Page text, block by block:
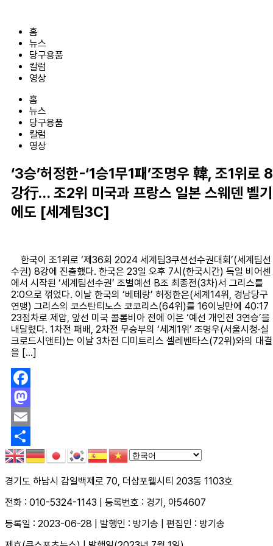
홈
뉴스
당구용품
칼럼
영상
홈
뉴스
당구용품
칼럼
영상
‘3승’허정한-‘1승1무1패’조명우 韓, 조1위로 8
강行… 조2위 미국과 프랑스 일본 스웨덴 벨기
에도 [세계팀3C]
한국이 조1위로 ‘제36회 2024 세계팀3쿠션선수권대회’(세계팀선
수권) 8강에 진출했다. 한국은 23일 오후 7시(한국시간) 독일 비어센
에서 시작된 ‘세계팀선수권’ 조별예선 B조 최종전(3차)서 그리스를
2:0으로 꺾었다. 이날 한국의 ‘베테랑’ 허정한은(세계14위, 경남당구
연맹) 그리스의 코스탄티노스 코코리스(64위)를 16이닝만에 40:17
23점차로 제압, 앞선 미국 콜롬비아 전에 이은 ‘예선 개인전 3연승’을
내달렸다. 1차전 패배, 2차전 무승부의 ‘세계1위’ 조명우(서울시청·실
크로드시앤티)는 이날 3차전 디미트리스 셀레벤타스(72위)와의 대결
을 […]
Facebook
Mastodon
Email
Share
경기도 하남시 감일백제로 70, 더샵포웰시티 203동 1103호
전화 : 010-5324-1143 | 등록번호 : 경기, 아54607
등록일 : 2023-06-28 | 발행인 : 방기송 | 편집인 : 방기송